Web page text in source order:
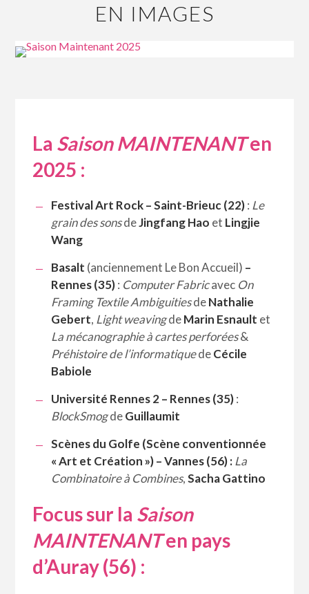
EN IMAGES
La Saison MAINTENANTen
2025 :
Festival Art Rock – Saint-Brieuc (22): Le
grain des sonsdeJingfang Hao et Lingjie
Wang
Basalt (anciennement Le Bon Accueil) –
Rennes (35): Computer Fabricavec On
Framing Textile AmbiguitiesdeNathalie
Gebert, Light weavingdeMarin Esnault et
La mécanographie à cartes perforées&
Préhistoire de l’informatiquedeCécile
Babiole
Université Rennes 2 – Rennes (35):
BlockSmogdeGuillaumit
Scènes du Golfe (Scène conventionnée
« Art et Création ») – Vannes (56) :La
Combinatoire à Combines,Sacha Gattino
Focus sur la Saison
MAINTENANTen pays
d’Auray (56) :